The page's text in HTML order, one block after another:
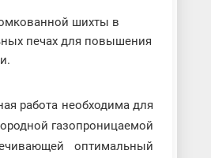
шихты в
печах для повышения
работа необходима для
газопроницаемой
оптимальный